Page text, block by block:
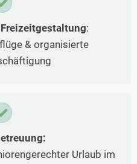
:
& organisierte
Urlaub im